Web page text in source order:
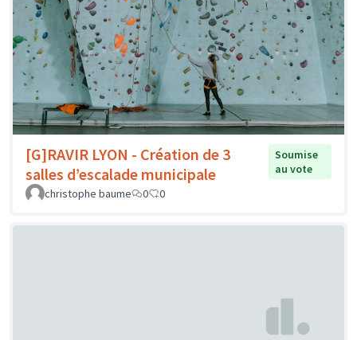
[G]RAVIR LYON - Création de 3
salles d’escalade municipale
Soumise
au vote
christophe baume
0 0